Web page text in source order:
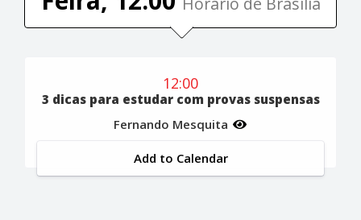
12:00
3 dicas para estudar com provas suspensas
Fernando Mesquita
Add to Calendar